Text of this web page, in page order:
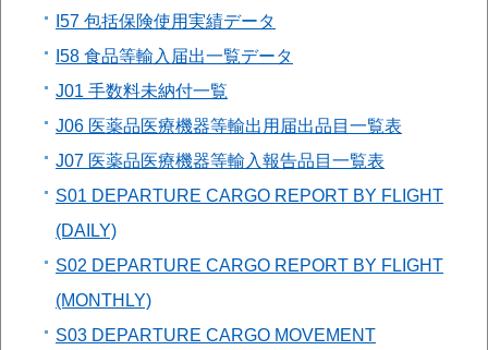
I57 包括保険使用実績データ
I58 食品等輸入届出一覧データ
J01 手数料未納付一覧
J06 医薬品医療機器等輸出用届出品目一覧表
J07 医薬品医療機器等輸入報告品目一覧表
S01 DEPARTURE CARGO REPORT BY FLIGHT
(DAILY)
S02 DEPARTURE CARGO REPORT BY FLIGHT
(MONTHLY)
S03 DEPARTURE CARGO MOVEMENT